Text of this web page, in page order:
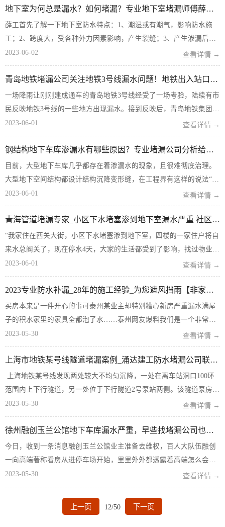
是第一次出...
地下室为何总是漏水？如何堵漏？专业地下室堵漏师傅薛工来说
薛工首先了解一下地下室防水特点：1、潮湿或有潮气，影响防水施
工；2、跨度大，受各种外力因素影响，产生裂缝；3、产生渗漏后，
维修难度大，维修费用极高；4、地下室全方位长期浸水。 从发现的
地下室漏水案例来看，水均由地下室结构的混凝土薄弱部分漏渗出
来，这说明二...
2023-06-02 查看详情 →
青岛地铁堵漏公司关注地铁3号线漏水问题！地铁出入站口造成不便
一场降雨让刚刚建成通车的青岛地铁3号线经受了一场考验，陆续有市
民反映地铁3号线的一些地方出现漏水。接到反映后，青岛地铁集团迅
速组织防水堵漏处理，经工作人员初步调查，部分漏水原因为出入口
雨棚渗漏滴水。针对以上问题，青岛地铁集团官方微博@青岛地铁22
日给出了回复：昨天...
2023-06-01 查看详情 →
钢结构地下车库渗漏水有哪些原因？专业堵漏公司分析给您听
目前，大型地下车库几乎都存在着渗漏水的现象，且很难彻底治理。
大型地下空间结构都设计结构沉降变形缝，在工程界有这样的说法“十
缝九漏”。地下车库渗漏水到底有哪些原因呢？ 渗漏水原因分析：
（1）沉降缝处原防水层由于物理力学性能较差及施工...
2023-06-01 查看详情 →
青海管道堵漏专家_小区下水堵塞渗到地下室漏水严重 社区协调解决
“我家住在西关大街，小区下水堵塞渗到地下室，四楼的一家住户将自
来水总阀关了，现在停水4天，大家的生活都受到了影响，找过物业公
司和社区都解决不了问题，希望得到帮助。”8月28日，北气象巷社区
居民姜女士向西海都市报社区联络站反映。随后，记者前往...
2023-06-01 查看详情 →
2023专业防水补漏_28年的施工经验_为您遮风挡雨【非家庭】
买房本来是一件开心的事可泰州某业主却特别糟心新房严重漏水满屋
子的积水家里的家具全都泡了水……泰州网友爆料我们是一个非常普
通的家庭，经过多方努力，申请到了一套经济适用房，地址在泰美
园，选择的一楼，楼下有车库，2020年大概十月份楼上四楼住...
2023-05-30 查看详情 →
上海市地铁某号线隧道堵漏案例_涌达建工防水堵漏公司联系方式
上海地铁某号线发现两处较大不均匀沉降，一处在离车站洞口100环
范围内上下行隧道，另一处位于下行隧道2号泵站两侧。该隧道泵房处
局部沉降最大为-41.8mm，平均沉降速率约为0.3～0.4mm/d，30天后
发展为-50.7mm，导致隧道斜率较大，为0.16...
2023-05-30 查看详情 →
徐州融创玉兰公馆地下车库漏水严重，早些找堵漏公司也不至于这样啊
今日，收到一条消息融创玉兰公馆业主准备去维权，百人大队伍融创
一向高端著称看房从进停车场开始，里里外外都透露着高端怎么会逼
得业主去维权呢问了一下什么问题看业主回复，描述来看，问题也不
大精装房的小问题，可以理解但是，后面几张图片改变了我的想
法！ 下面就发出来...
2023-05-30 查看详情 →
上一页 12/50 下一页